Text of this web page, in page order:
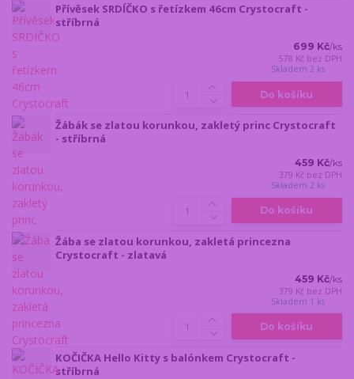
Přívěsek SRDÍČKO s řetízkem 46cm Crystocraft -
stříbrná
699 Kč/ks
578 Kč bez DPH
Skladem 2 ks
Do košíku
Žábák se zlatou korunkou, zakletý princ Crystocraft
- stříbrná
459 Kč/ks
379 Kč bez DPH
Skladem 2 ks
Do košíku
Žába se zlatou korunkou, zakletá princezna
Crystocraft - zlatavá
459 Kč/ks
379 Kč bez DPH
Skladem 1 ks
Do košíku
KOČIČKA Hello Kitty s balónkem Crystocraft -
stříbrná